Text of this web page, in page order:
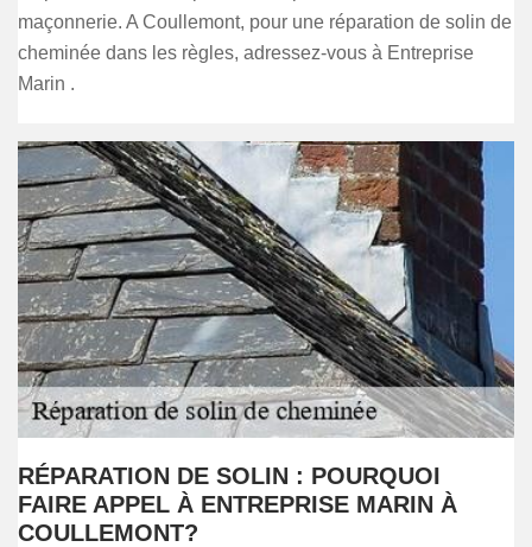
maçonnerie. A Coullemont, pour une réparation de solin de
cheminée dans les règles, adressez-vous à Entreprise
Marin .
RÉPARATION DE SOLIN : POURQUOI
FAIRE APPEL À ENTREPRISE MARIN À
COULLEMONT?